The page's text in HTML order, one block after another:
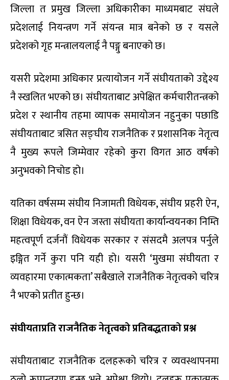
जिल्ला त प्रमुख जिल्ला अधिकारीका माध्यमबाट संघले
प्रदेशलाई नियन्त्रण गर्ने संयन्त्र मात्र बनेको छ र यसले
प्रदेशको गृह मन्त्रालयलाई नै पङ्गु बनाएको छ।
यसरी प्रदेशमा अधिकार प्रत्यायोजन गर्ने संघीयताको उद्देश्य
नै स्खलित भएको छ। संघीयताबाट अपेक्षित कर्मचारीतन्त्रको
प्रदेश र स्थानीय तहमा व्यापक समायोजन नहुनुका पछाडि
संघीयताबाट त्रसित सङ्घीय राजनैतिक र प्रशासनिक नेतृत्व
नै मुख्य रूपले जिम्मेवार रहेको कुरा विगत आठ वर्षको
अनुभवको निचोड हो।
यतिका वर्षसम्म संघीय निजामती विधेयक, संघीय प्रहरी ऐन,
शिक्षा विधेयक, वन ऐन जस्ता संघीयता कार्यान्वयनका निम्ति
महत्वपूर्ण दर्जनौं विधेयक सरकार र संसदमै अलपत्र पर्नुले
इङ्गित गर्ने कुरा पनि यही हो। यसरी ‘मुखमा संघीयता र
व्यवहारमा एकात्मकता’ सबैखाले राजनैतिक नेतृत्वको चरित्र
नै भएको प्रतीत हुन्छ।
संघीयताप्रतिराजनैतिकनेतृत्वकोप्रतिबद्धताकोप्रश्न
संघीयताबाट राजनैतिक दलहरूको चरित्र र व्यवस्थापनमा